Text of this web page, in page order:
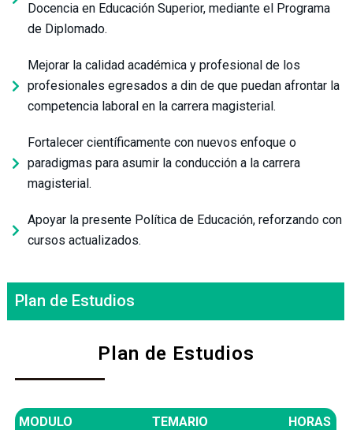
Docencia en Educación Superior, mediante el Programa
de Diplomado.
Mejorar la calidad académica y profesional de los
profesionales egresados a din de que puedan afrontar la
competencia laboral en la carrera magisterial.
Fortalecer científicamente con nuevos enfoque o
paradigmas para asumir la conducción a la carrera
magisterial.
Apoyar la presente Política de Educación, reforzando con
cursos actualizados.
Plan de Estudios
Plan de Estudios
MODULO TEMARIO HORAS